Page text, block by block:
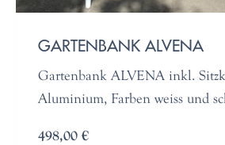
GARTENBANK ALVENA
Gartenbank ALVENA inkl.
Aluminium, Farben weiss und
498,00 €